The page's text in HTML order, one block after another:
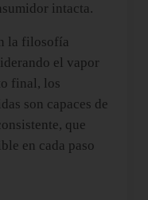
intacta.
la filosofía
el vapor
final, los
son capaces de
que
en cada paso